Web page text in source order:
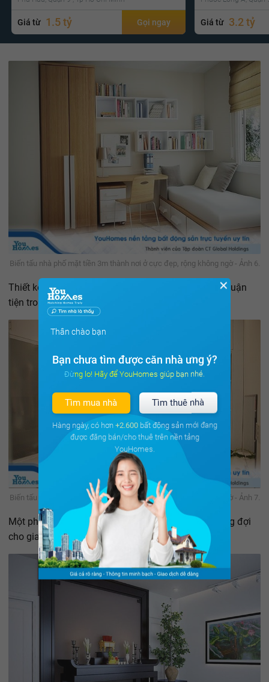
Giá từ 1.5 tỷ Gọi ngay Giá từ 3.2 tỷ
Biến tấu nhà phố mặt tiền 3m thành nơi ở cực đẹp, rộng không ngờ - Ảnh 6.
Thiết kế tủ âm tường và giá sách độc đáo giúp trẻ thuận
tiện trong sinh hoạt.
Biến tấu nhà phố mặt tiền 3m thành nơi ở cực đẹp, rộng không ngờ - Ảnh 7.
Một phòng thay đồ nhỏ, mang đến sự tiện nghi mong đợi
cho gia chủ.
✕
Thân chào bạn
Bạn chưa tìm được căn nhà ưng ý?
Đừng lo! Hãy để YouHomes giúp bạn nhé.
Tìm mua nhà Tìm thuê nhà
Hàng ngày, có hơn +2.600bất động sản mới đang
được đăng bán/cho thuê trên nền tảng
YouHomes.